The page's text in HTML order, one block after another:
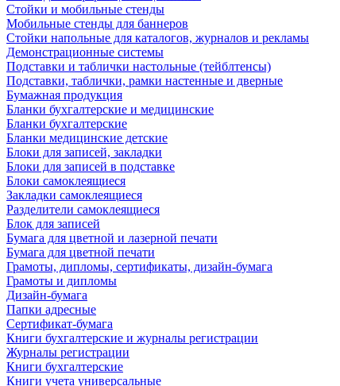
Стойки и мобильные стенды
Мобильные стенды для баннеров
Стойки напольные для каталогов, журналов и рекламы
Демонстрационные системы
Подставки и таблички настольные (тейблтенсы)
Подставки, таблички, рамки настенные и дверные
Бумажная продукция
Бланки бухгалтерские и медицинские
Бланки бухгалтерские
Бланки медицинские детские
Блоки для записей, закладки
Блоки для записей в подставке
Блоки самоклеящиеся
Закладки самоклеящиеся
Разделители самоклеящиеся
Блок для записей
Бумага для цветной и лазерной печати
Бумага для цветной печати
Грамоты, дипломы, сертификаты, дизайн-бумага
Грамоты и дипломы
Дизайн-бумага
Папки адресные
Сертификат-бумага
Книги бухгалтерские и журналы регистрации
Журналы регистрации
Книги бухгалтерские
Книги учета универсальные